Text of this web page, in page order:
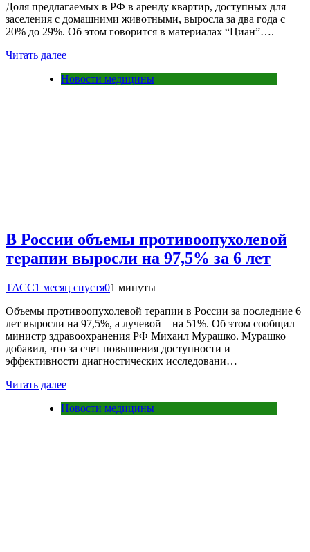
Доля предлагаемых в РФ в аренду квартир, доступных для
заселения с домашними животными, выросла за два года с
20% до 29%. Об этом говорится в материалах “Циан”….
Читать далее
Новости медицины
В России объемы противоопухолевой
терапии выросли на 97,5% за 6 лет
ТАСС1 месяц спустя01 минуты
Объемы противоопухолевой терапии в России за последние 6
лет выросли на 97,5%, а лучевой – на 51%. Об этом сообщил
министр здравоохранения РФ Михаил Мурашко. Мурашко
добавил, что за счет повышения доступности и
эффективности диагностических исследовани…
Читать далее
Новости медицины